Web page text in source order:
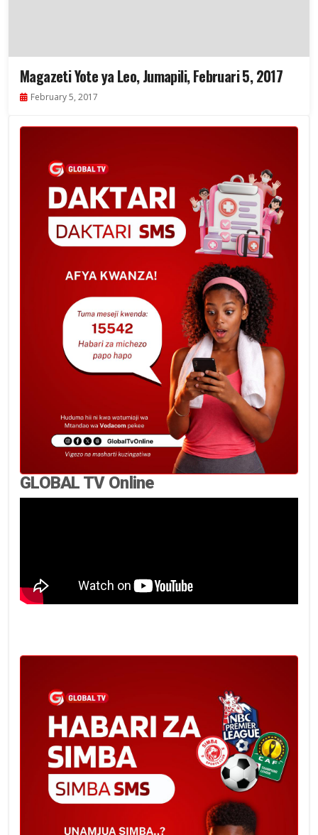
Magazeti Yote ya Leo, Jumapili, Februari 5, 2017
February 5, 2017
GLOBAL TV Online